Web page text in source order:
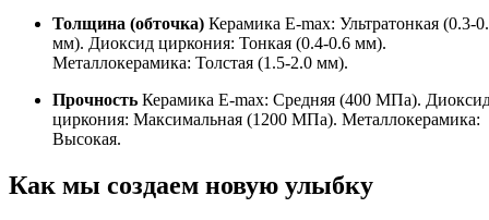
Толщина (обточка) Керамика E-max: Ультратонкая (0.3-
мм). Диоксид циркония: Тонкая (0.4-0.6 мм).
Металлокерамика: Толстая (1.5-2.0 мм).
Прочность Керамика E-max: Средняя (400 МПа).
циркония: Максимальная (1200 МПа). Металлокерамика:
Высокая.
Как мы создаем новую улыбку